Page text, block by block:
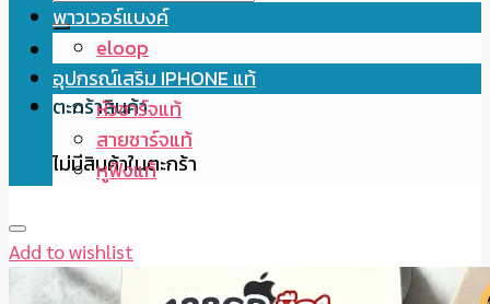
ตะกร้าสินค้า
ไม่มีสินค้าในตะกร้า
พาวเวอร์แบงค์
eloop
อุปกรณ์เสริม IPHONE แท้
หัวชาร์จแท้
สายชาร์จแท้
หูฟังแท้
Add to wishlist